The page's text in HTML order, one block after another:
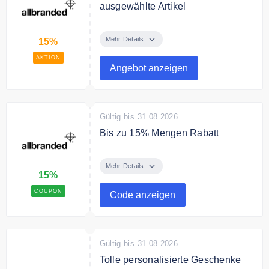
15%
AKTION
ausgewählte Artikel
bis zu 15% auf ausgewählte
Mehr Details
Angebot anzeigen
15%
COUPON
Gültig bis 31.08.2026
Bis zu 15% Mengen Rabatt
bei allbranded und erhalten Sie
Stück Zahl, desto mehr der Rabatt.
Mehr Details
Code anzeigen
Gültig bis 31.08.2026
Tolle personalisierte Geschenke